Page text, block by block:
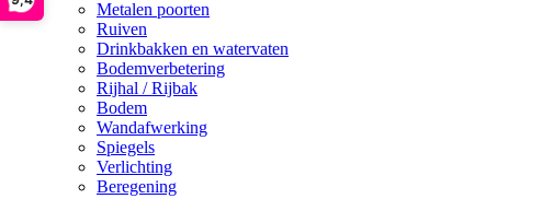
Metalen poorten
Ruiven
Drinkbakken en watervaten
Bodemverbetering
Rijhal / Rijbak
Bodem
Wandafwerking
Spiegels
Verlichting
Beregening